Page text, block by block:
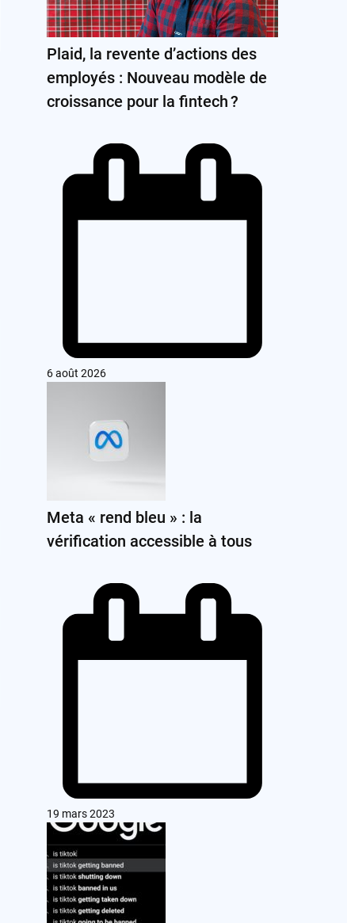
Plaid, la revente d’actions des
employés : Nouveau modèle de
croissance pour la fintech ?
6 août 2026
Meta « rend bleu » : la
vérification accessible à tous
19 mars 2023